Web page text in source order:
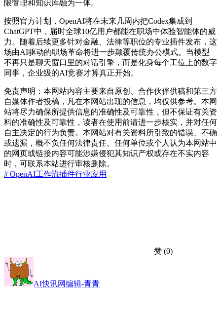
限管理和知识库融为一体。
按照官方计划，OpenAI将在未来几周内把Codex集成到
ChatGPT中，届时全球10亿用户都能在职场中体验智能体的威
力。随着后续更多针对金融、法律等职位的专业插件发布，这
场由AI驱动的职场革命将进一步颠覆传统办公模式。当模型
不再只是聊天窗口里的对话引擎，而是化身每个工位上的数字
同事，企业级的AI竞赛才算真正开始。
免责声明：本网站内容主要来自原创、合作伙伴供稿和第三方
自媒体作者投稿，凡在本网站出现的信息，均仅供参考。本网
站将尽力确保所提供信息的准确性及可靠性，但不保证有关资
料的准确性及可靠性，读者在使用前请进一步核实，并对任何
自主决定的行为负责。本网站对有关资料所引致的错误、不确
或遗漏，概不负任何法律责任。任何单位或个人认为本网站中
的网页或链接内容可能涉嫌侵犯其知识产权或存在不实内容
时，可联系本站进行审核删除。
# OpenAI工作流插件行业应用
赞 (0)
AI快讯网编辑-青青